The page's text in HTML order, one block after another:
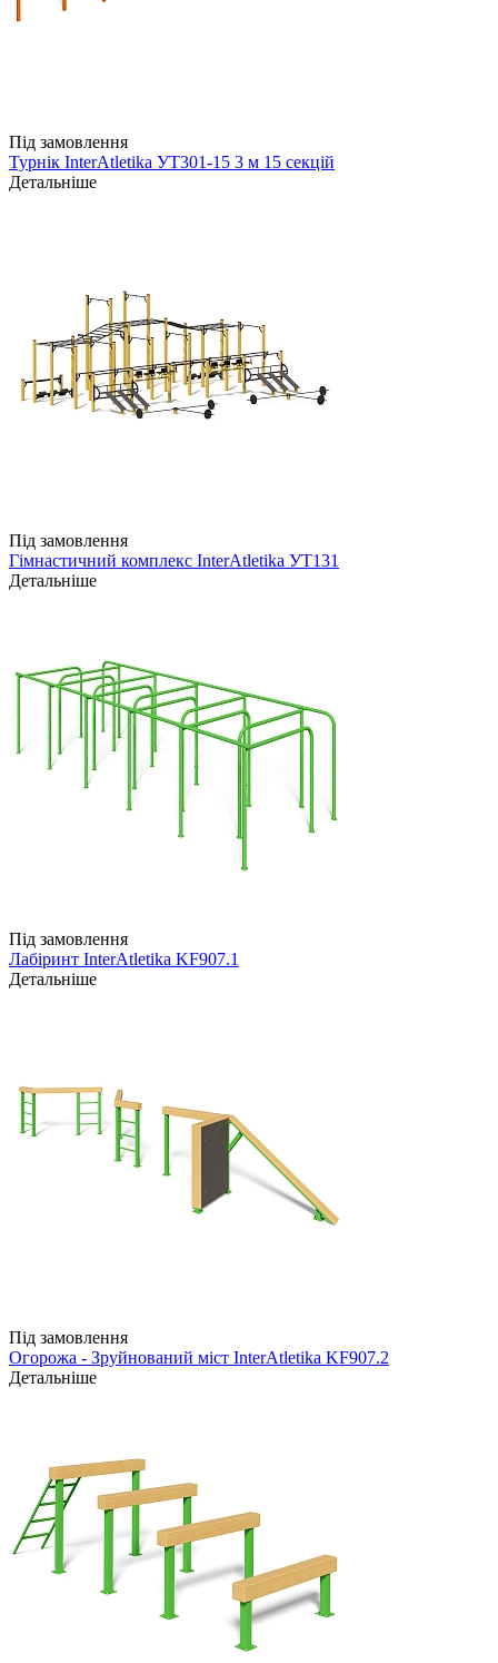
Під замовлення
Турнік InterAtletika УТ301-15 3 м 15 секцій
Детальніше
Під замовлення
Гімнастичний комплекс InterAtletika УТ131
Детальніше
Під замовлення
Лабіринт InterAtletika KF907.1
Детальніше
Під замовлення
Огорожа - Зруйнований міст InterAtletika KF907.2
Детальніше